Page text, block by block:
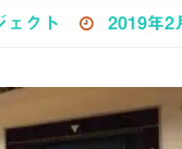
ェクト 2019年2